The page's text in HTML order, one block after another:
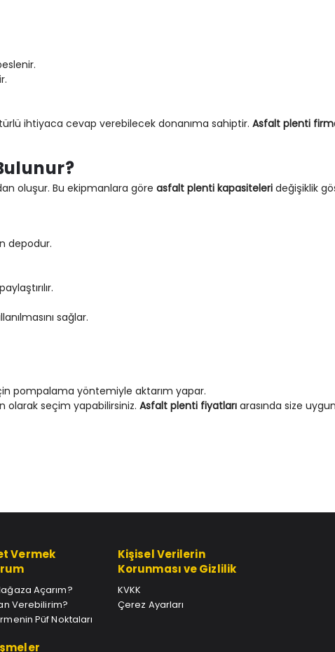
ihtiyaca cevap verebilecek donanıma sahiptir. Asfalt plenti
oluşur. Bu ekipmanlara göre asfalt plenti kapasiteleri değişiklik
depodur.
sağlar.
pompalama yöntemiyle aktarım yapar.
olarak seçim yapabilirsiniz. Asfalt plenti fiyatları arasında size
Vermek
Açarım?
Verebilirim?
Püf Noktaları
Kişisel Verilerin
Korunması ve Gizlilik
KVKK
Çerez Ayarları